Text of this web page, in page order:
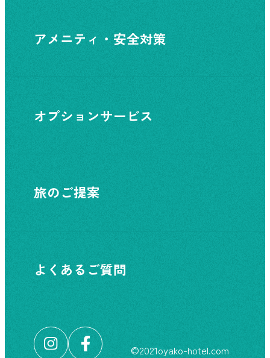
アメニティ・安全対策
オプションサービス
旅のご提案
よくあるご質問
©︎2021oyako-hotel.com